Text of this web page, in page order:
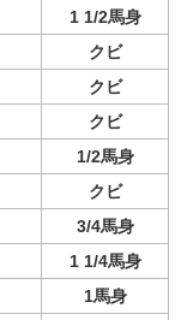
1 1/2馬身
クビ
クビ
クビ
1/2馬身
クビ
3/4馬身
1 1/4馬身
1馬身